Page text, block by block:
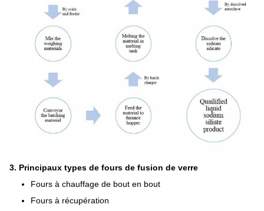
3. Principaux types de fours de fusion de verre
Fours à chauffage de bout en bout
Fours à récupération